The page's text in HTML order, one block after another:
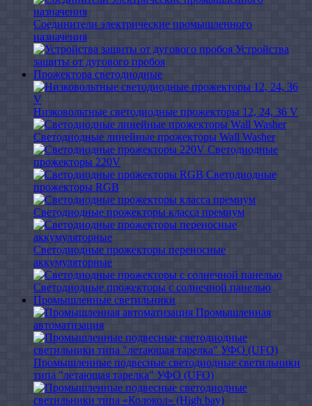
Соединители электрические промышленного
назначения
Устройства
защиты от дугового пробоя
Прожектора светодиодные
Низковольтные светодиодные прожекторы 12, 24, 36 V
Светодиодные линейные прожекторы Wall Washer
Светодиодные
прожекторы 220V
Светодиодные
прожекторы RGB
Светодиодные прожекторы класса премиум
Светодиодные прожекторы переносные
аккумуляторные
Светодиодные прожекторы с солнечной панелью
Промышленные светильники
Промышленная
автоматизация
Промышленные подвесные cветодиодные светильники
типа "летающая тарелка" УФО (UFO)